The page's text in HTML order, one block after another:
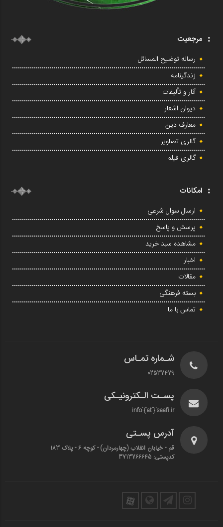
مرجعیت
رساله توضیح المسائل
زندگینامه
آثار و تألیفات
دیوان اشعار
معارف دین
گالری تصاویر
گالری فیلم
امکانات
ارسال سوال شرعی
پرسش و پاسخ
مشاهده سبد خرید
اخبار
مقالات
بسته فرهنگی
تماس با ما
شـماره تمـاس
02537479
پسـت الـکترونیـکی
info`{`at`}`saafi.ir
آدرس پسـتی
قم - خیابان انقلاب (چهارمردان)‌ - کوچه 6 - پلاک 183
کدپستی: 3713766645